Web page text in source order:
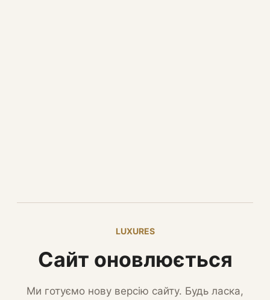
LUXURES
Сайт оновлюється
Ми готуємо нову версію сайту. Будь ласка,